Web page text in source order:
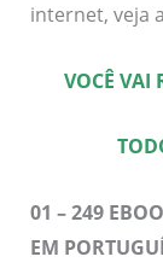
internet, veja
VOCÊ VAI
01 – 249
EM